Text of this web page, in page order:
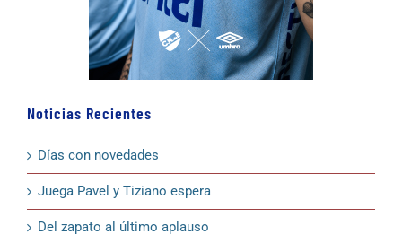
Noticias Recientes
Días con novedades
Juega Pavel y Tiziano espera
Del zapato al último aplauso